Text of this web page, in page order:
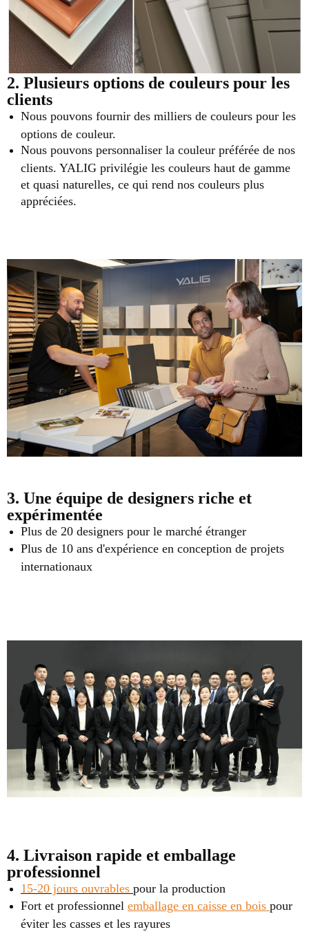
2. Plusieurs options de couleurs pour les
clients
Nous pouvons fournir des milliers de couleurs pour les
options de couleur.
Nous pouvons personnaliser la couleur préférée de nos
clients. YALIG privilégie les couleurs haut de gamme
et quasi naturelles, ce qui rend nos couleurs plus
appréciées.
3. Une équipe de designers riche et
expérimentée
Plus de 20 designers pour le marché étranger
Plus de 10 ans d'expérience en conception de projets
internationaux
4. Livraison rapide et emballage
professionnel
15-20 jours ouvrables pour la production
Fort et professionnel emballage en caisse en bois pour
éviter les casses et les rayures